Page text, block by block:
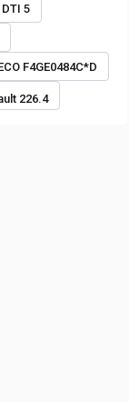
5
F4GE0484C*D
226.4